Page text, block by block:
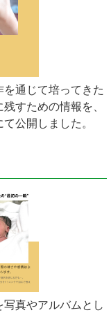
通じて培ってきた
すための情報を、
公開しました。
真やアルバムとし